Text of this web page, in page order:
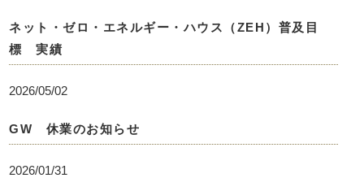
ネット・ゼロ・エネルギー・ハウス（ZEH）普及目
標 実績
2026/05/02
GW 休業のお知らせ
2026/01/31